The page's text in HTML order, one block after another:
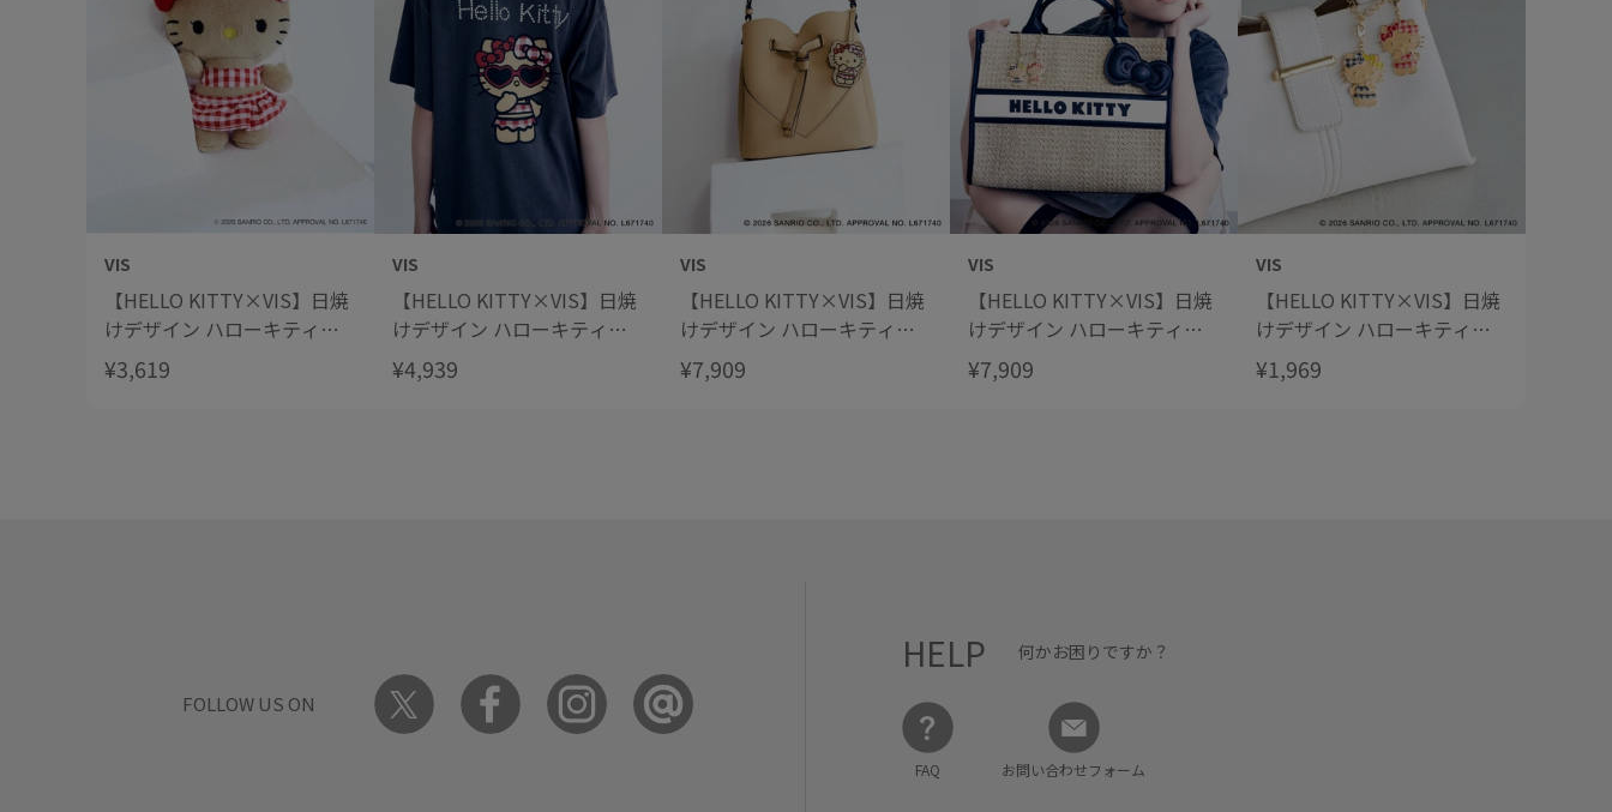
VIS
【HELLO KITTY×VIS】日焼
けデザイン ハローキティぬ
いぐるみチャーム
¥3,619
VIS
【HELLO KITTY×VIS】日焼
けデザイン ハローキティビ
ッグTシャツ
¥4,939
VIS
【HELLO KITTY×VIS】日焼
けデザイン ハローキティハ
ートカットバッグ
¥7,909
VIS
【HELLO KITTY×VIS】日焼
けデザイン ハローキティ雑
材トートバッグ
¥7,909
VIS
【HELLO KITTY×VIS】日焼
けデザイン ハローキティア
ソートエポチャーム
¥1,969
FOLLOW US ON
HELP 何かお困りですか？
FAQ お問い合わせフォーム